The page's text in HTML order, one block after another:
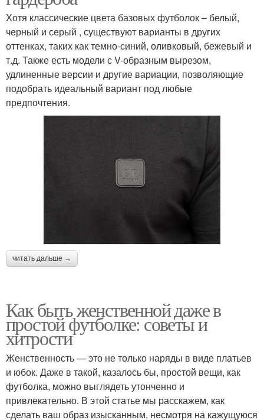
Хотя классические цвета базовых футболок – белый,
черный и серый , существуют варианты в других
оттенках, таких как темно-синий, оливковый, бежевый и
т.д. Также есть модели с V-образным вырезом,
удлиненные версии и другие вариации, позволяющие
подобрать идеальный вариант под любые
предпочтения.
читать дальше →
Как быть женственной даже в
простой футболке: советы и
хитрости
Женственность — это не только наряды в виде платьев
и юбок. Даже в такой, казалось бы, простой вещи, как
футболка, можно выглядеть утонченно и
привлекательно. В этой статье мы расскажем, как
сделать ваш образ изысканным, несмотря на кажущуюся